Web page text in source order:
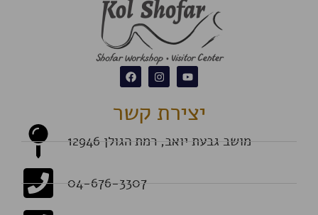
יצירת קשר
מושב גבעת יואב, רמת הגולן 12946
04-676-3307